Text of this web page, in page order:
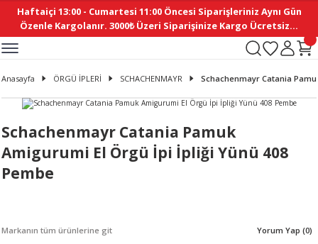
Haftaiçi 13:00 - Cumartesi 11:00 Öncesi Siparişleriniz Aynı Gün
Özenle Kargolanır. 3000₺ Üzeri Siparişinize Kargo Ücretsiz...
Geri Dön
Geri Dön
Geri Dön
Geri Dön
Geri Dön
Geri Dön
Geri Dön
Geri Dön
Geri Dön
Geri Dön
Geri Dön
Geri Dön
Geri Dön
Geri Dön
Geri Dön
AKSESUAR
Geri Dön
DERGİ
Geri Dön
Geri Dön
Geri Dön
Geri Dön
Geri Dön
Anasayfa ÖRGÜ İPLERİ SCHACHENMAYR Schachenmayr Catania
Schachenmayr Catania Pamuk
Amigurumi El Örgü İpi İpliği Yünü 408
Pembe
Markanın tüm ürünlerine git Yorum Yap (0)